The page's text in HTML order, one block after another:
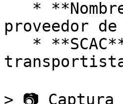
proveedor
> 📷